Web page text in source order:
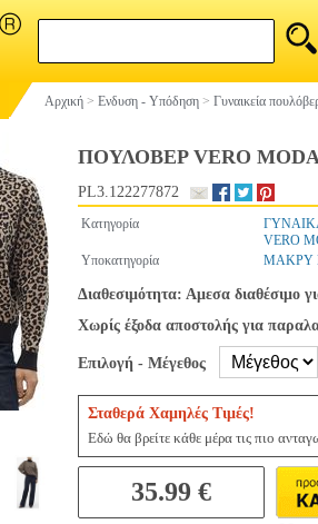
Αρχική > Ενδυση - Υπόδηση > Γυναικεία
ΠΟΥΛΟΒΕΡ VERO
PL3.122277872
Κατηγορία
VERO
Υποκατηγορία
ΜΑΚΡΥ
Διαθεσιμότητα: Αμεσα διαθέσιμο
Χωρίς έξοδα αποστολής για
Επιλογή - Μέγεθος
Σταθερά Χαμηλές Τιμές!
Εδώ θα βρείτε κάθε μέρα τις πιο
35.99 €